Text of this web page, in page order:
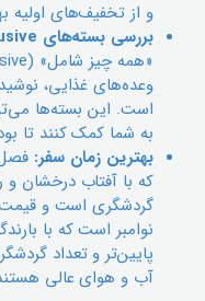
و از تخفیف‌های اولیه
بررسی بسته‌های All-Inclusive:
وعده‌های غذایی،
است. این بسته‌ها
به شما کمک کنند تا
بهترین زمان سفر:
که با آفتاب درخشان
گردشگری است و
نوامبر است که با
پایین‌تر و تعداد
آب و هوای عالی